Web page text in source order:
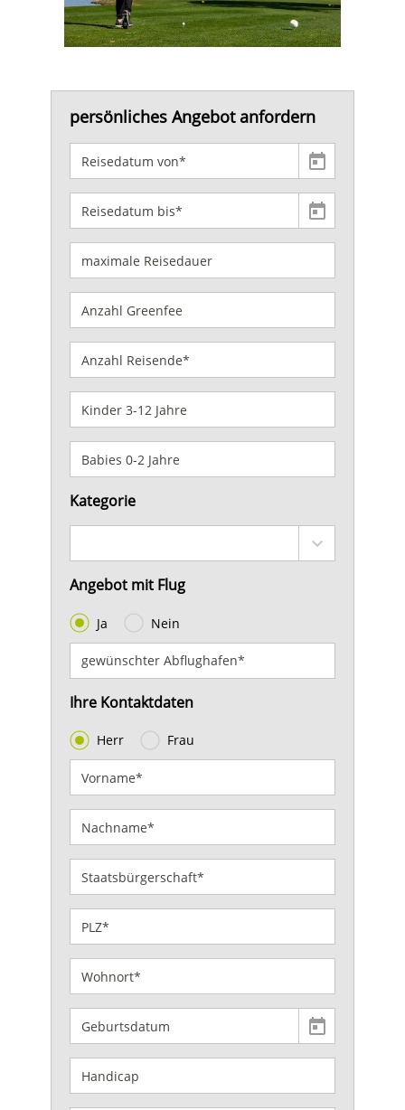
persönliches Angebot anfordern
Kategorie
Angebot mit Flug
Ja Nein
Ihre Kontaktdaten
Herr Frau